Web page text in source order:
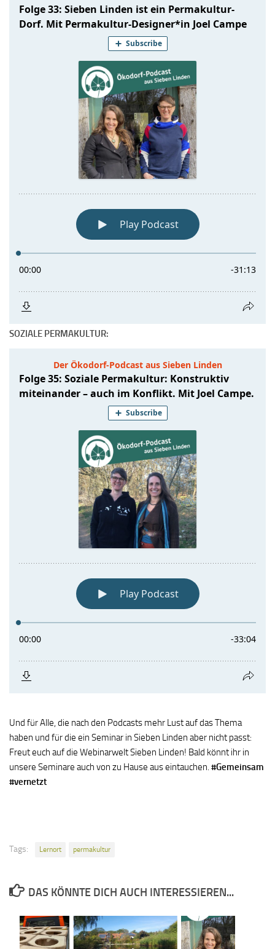
SOZIALE PERMAKULTUR:
Und für Alle, die nach den Podcasts mehr Lust auf das Thema
haben und für die ein Seminar in Sieben Linden aber nicht passt:
Freut euch auf die Webinarwelt Sieben Linden! Bald könnt ihr in
unsere Seminare auch von zu Hause aus eintauchen. #Gemeinsam
#vernetzt
Tags: Lernort permakultur
DAS KÖNNTE DICH AUCH INTERESSIEREN...